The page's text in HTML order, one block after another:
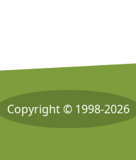
Copyright © 1998-2026